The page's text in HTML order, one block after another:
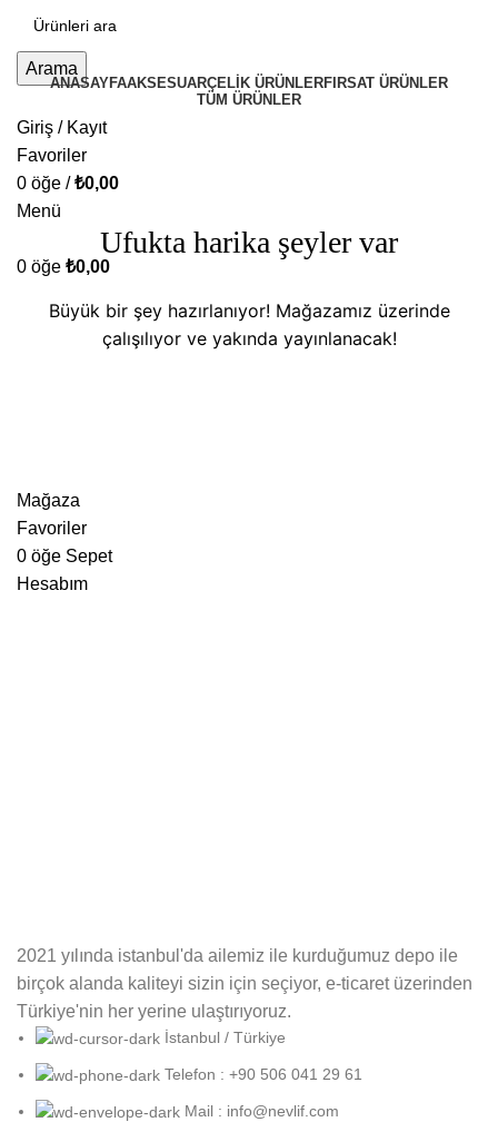
Arama
Giriş / Kayıt
Favoriler
0 öğe / ₺0,00
Menü
0 öğe ₺0,00
ANASAYFAAKSESUARÇELİK ÜRÜNLERFIRSAT ÜRÜNLER
TÜM ÜRÜNLER
Ufukta harika şeyler var
Büyük bir şey hazırlanıyor! Mağazamız üzerinde
çalışılıyor ve yakında yayınlanacak!
Mağaza
Favoriler
0 öğe Sepet
Hesabım
2021 yılında istanbul'da ailemiz ile kurduğumuz depo ile
birçok alanda kaliteyi sizin için seçiyor, e-ticaret üzerinden
Türkiye'nin her yerine ulaştırıyoruz.
İstanbul / Türkiye
Telefon : +90 506 041 29 61
Mail : info@nevlif.com